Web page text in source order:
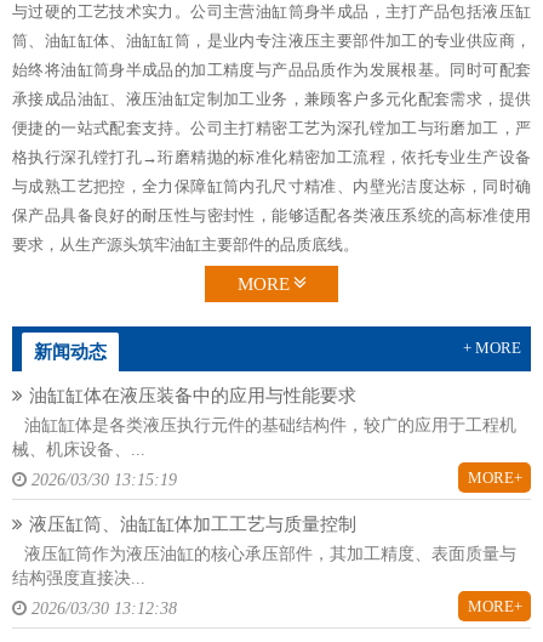
与过硬的工艺技术实力。公司主营油缸筒身半成品，主打产品包括液压缸
筒、油缸缸体、油缸缸筒，是业内专注液压主要部件加工的专业供应商，
始终将油缸筒身半成品的加工精度与产品品质作为发展根基。同时可配套
承接成品油缸、液压油缸定制加工业务，兼顾客户多元化配套需求，提供
便捷的一站式配套支持。公司主打精密工艺为深孔镗加工与珩磨加工，严
格执行深孔镗打孔→珩磨精抛的标准化精密加工流程，依托专业生产设备
与成熟工艺把控，全力保障缸筒内孔尺寸精准、内壁光洁度达标，同时确
保产品具备良好的耐压性与密封性，能够适配各类液压系统的高标准使用
要求，从生产源头筑牢油缸主要部件的品质底线。
MORE
新闻动态 + MORE
油缸缸体在液压装备中的应用与性能要求
油缸缸体是各类液压执行元件的基础结构件，较广的应用于工程机
械、机床设备、...
2026/03/30 13:15:19
MORE+
液压缸筒、油缸缸体加工工艺与质量控制
液压缸筒作为液压油缸的核心承压部件，其加工精度、表面质量与
结构强度直接决...
2026/03/30 13:12:38
MORE+